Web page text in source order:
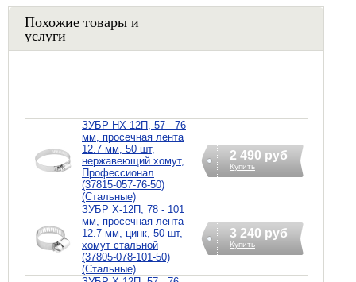
Похожие товары и
услуги
ЗУБР НХ-12П, 57 - 76
мм, просечная лента
12.7 мм, 50 шт,
нержавеющий хомут,
Профессионал
(37815-057-76-50)
(Стальные)
2 490 руб
Купить
ЗУБР Х-12П, 78 - 101
мм, просечная лента
12.7 мм, цинк, 50 шт,
хомут стальной
(37805-078-101-50)
(Стальные)
3 240 руб
Купить